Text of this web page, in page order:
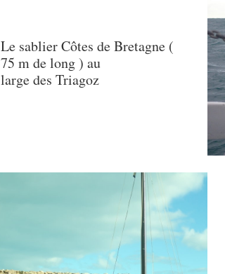
Le sablier Côtes de Bretagne (
75 m de long ) au
large des Triagoz